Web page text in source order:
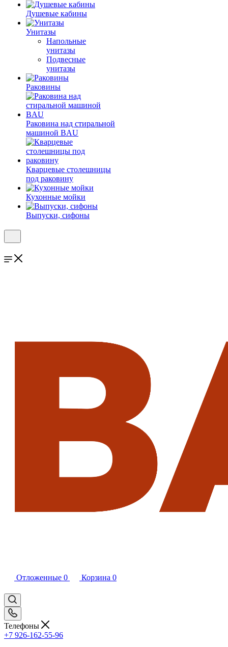
Душевые кабины
Унитазы
Напольные
унитазы
Подвесные
унитазы
Раковины
Раковина над стиральной
машиной BAU
Кварцевые столешницы
под раковину
Кухонные мойки
Выпуски, сифоны
Отложенные 0 Корзина 0
Телефоны
+7 926-162-55-96